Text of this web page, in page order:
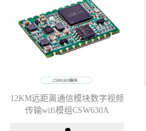
12KM远距离通信模块数字视频
传输wifi模组CSW630A